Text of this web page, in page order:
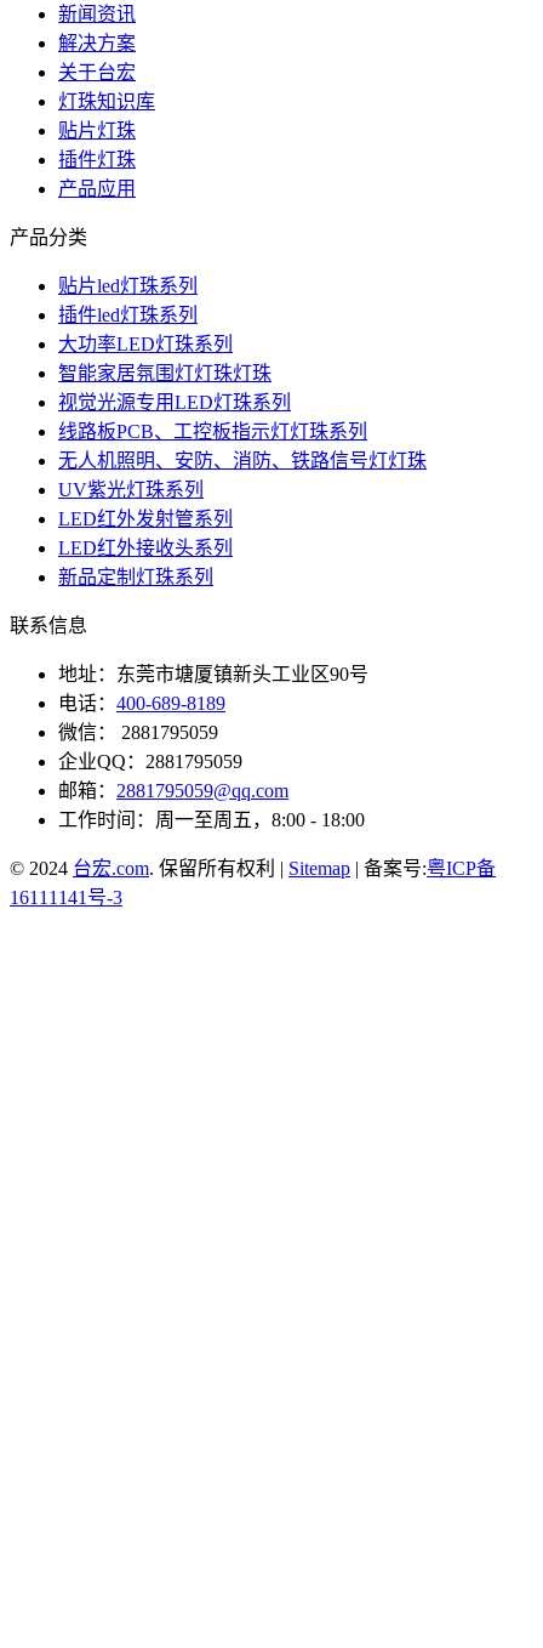
新闻资讯
解决方案
关于台宏
灯珠知识库
贴片灯珠
插件灯珠
产品应用
产品分类
贴片led灯珠系列
插件led灯珠系列
大功率LED灯珠系列
智能家居氛围灯灯珠灯珠
视觉光源专用LED灯珠系列
线路板PCB、工控板指示灯灯珠系列
无人机照明、安防、消防、铁路信号灯灯珠
UV紫光灯珠系列
LED红外发射管系列
LED红外接收头系列
新品定制灯珠系列
联系信息
地址：东莞市塘厦镇新头工业区90号
电话： 400-689-8189
微信： 2881795059
企业QQ：2881795059
邮箱： 2881795059@qq.com
工作时间：周一至周五，8:00 - 18:00
© 2024 台宏.com. 保留所有权利 | Sitemap | 备案号:粤ICP备
16111141号-3